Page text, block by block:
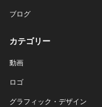
ブログ
カテゴリー
動画
ロゴ
グラフィック・デザイン